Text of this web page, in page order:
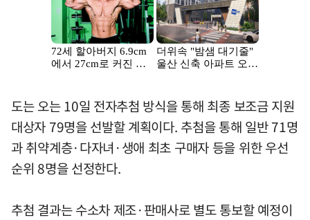
도는 오는 10일 전자추첨 방식을 통해 최종 보조금 지원
대상자 79명을 선발할 계획이다. 추첨을 통해 일반 71명
과 취약계층·다자녀·생애 최초 구매자 등을 위한 우선
순위 8명을 선정한다.
추첨 결과는 수소차 제조·판매사로 별도 통보할 예정이